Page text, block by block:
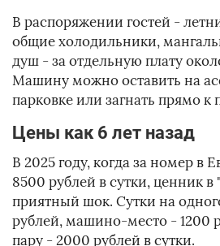
В распоряжении гостей -
общие холодильники,
душ - за отдельную плату
Машину можно оставить на
парковке или загнать прямо к
Цены как 6 лет назад
В 2025 году, когда за номер в
8500 рублей в сутки, ценник
приятный шок. Сутки на
рублей, машино-место - 1200
пару - 2000 рублей в сутки.